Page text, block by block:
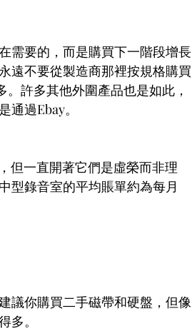
需要的，而是購買下一階段增長
遠不要從製造商那裡按規格購買
許多其他外圍產品也是如此，
過Ebay。
但一直開著它們是虛榮而非理
型錄音室的平均賬單約為每月
議你購買二手磁帶和硬盤，但像
多。